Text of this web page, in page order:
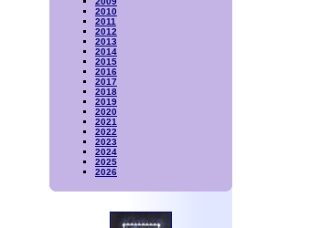
2010
2011
2012
2013
2014
2015
2016
2017
2018
2019
2020
2021
2022
2023
2024
2025
2026